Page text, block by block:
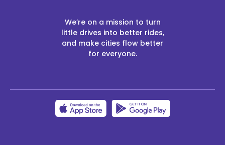
We’re on a mission to turn
little drives into better rides,
and make cities flow better
for everyone.